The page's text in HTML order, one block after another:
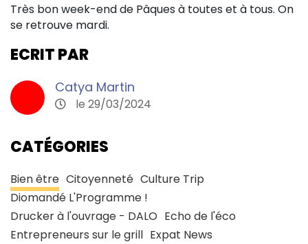
Très bon week-end de Pâques à toutes et à tous. On
se retrouve mardi.
ECRIT PAR
Catya Martin
le 29/03/2024
CATÉGORIES
Bien être Citoyenneté Culture Trip
Diomandé L'Programme !
Drucker à l'ouvrage - DALO Echo de l'éco
Entrepreneurs sur le grill Expat News